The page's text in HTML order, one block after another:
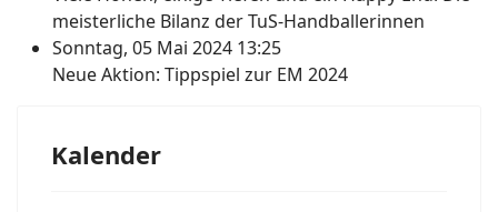
meisterliche Bilanz der TuS-Handballerinnen
Sonntag, 05 Mai 2024 13:25
Neue Aktion: Tippspiel zur EM 2024
Kalender